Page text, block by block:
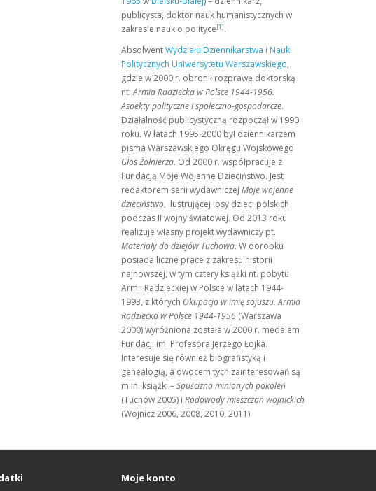
publicysta, doktor nauk humanistycznych w
zakresie nauk o polityce[1].
AbsolwentWydziału Dziennikarstwa i Nauk
Politycznych Uniwersytetu Warszawskiego,
gdzie w 2000 r. obronił rozprawę doktorską
nt.Armia Radziecka w Polsce 1944-1956.
Aspekty polityczne i społeczno-gospodarcze.
Działalność publicystyczną rozpoczął w 1990
roku. W latach 1995-2000 był dziennikarzem
pisma Warszawskiego Okręgu Wojskowego
Głos Żołnierza. Od 2000 r. współpracuje z
Fundacją Moje Wojenne Dzieciństwo. Jest
redaktorem serii wydawniczej Moje wojenne
dzieciństwo, ilustrującej losy dzieci polskich
podczas II wojny światowej. Od 2013 roku
realizuje własny projekt wydawniczy pt.
Materiały do dziejów Tuchowa. W dorobku
posiada liczne prace z zakresu historii
najnowszej, w tym cztery książki nt. pobytu
Armii Radzieckiej w Polsce w latach 1944-
1993, z których Okupacja w imię sojuszu. Armia
Radziecka w Polsce 1944-1956(Warszawa
2000) wyróżniona została w 2000 r. medalem
Fundacji im. Profesora Jerzego Łojka.
Interesuje się również biografistyką i
genealogią, a owocem tych zainteresowań są
m.in. książki –Spuścizna minionych pokoleń
(Tuchów 2005) i Rodowody mieszczan wojnickich
(Wojnicz 2006, 2008, 2010, 2011).
Moje konto